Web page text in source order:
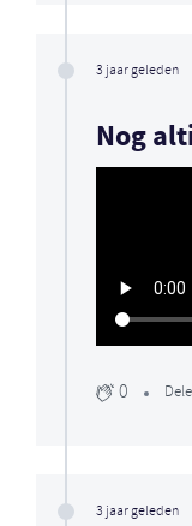
3 jaar geleden
Nog
0
3 jaar geleden